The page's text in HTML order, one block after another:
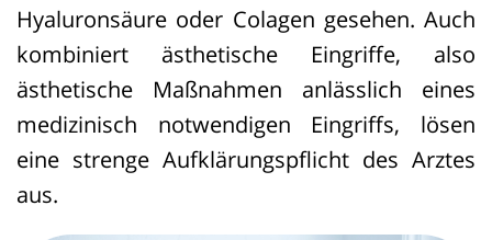
Hyaluronsäure oder Colagen gesehen. Auch
kombiniert ästhetische Eingriffe, also
ästhetische Maßnahmen anlässlich eines
medizinisch notwendigen Eingriffs, lösen
eine strenge Aufklärungspflicht des Arztes
aus.